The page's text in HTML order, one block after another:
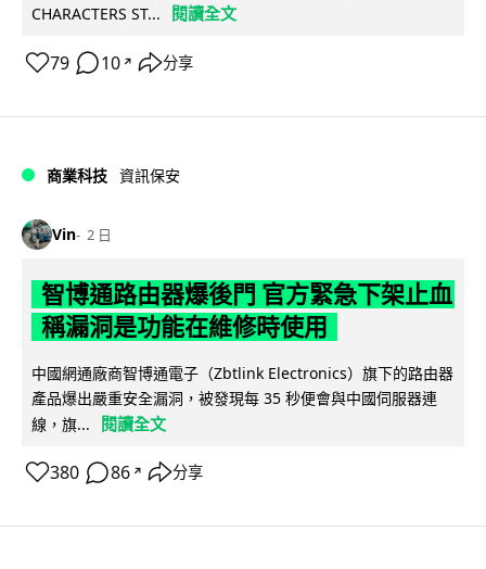
CHARACTERS ST...
閱讀全文
79 10 ↗ 分享
商業科技 資訊保安
Vin 2 日
智博通路由器爆後門 官方緊急下架止血
稱漏洞是功能在維修時使用
中國網通廠商智博通電子（Zbtlink Electronics）旗下的路由器
產品爆出嚴重安全漏洞，被發現每 35 秒便會與中國伺服器連
線，旗...
閱讀全文
380 86 ↗ 分享